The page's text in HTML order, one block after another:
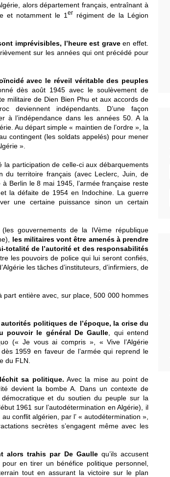
alors département français, entraînant à
et notamment le 1 er
régiment de la Légion
imprévisibles, l’heure est graveen effet.
sur les années qui ont précédé pour
avec le réveil véritable des peuples
dès août 1945 avec le soulèvement de
militaire de Dien Bien Phu et aux accords de
indépendants. D’une façon
à l’indépendance dans les années 50. A la
Au départ simple « maintien de l’ordre », la
contingent (les soldats appelés) pour mener
».
la participation de celle-ci aux débarquements
du territoire français (avec Leclerc, Juin, de
Berlin le 8 mai 1945, l’armée française reste
la défaite de 1954 en Indochine. La guerre
une certaine puissance sinon un certain
(les gouvernements de la IVème république
les militaires vont être amenés à prendre
totalité de l’autorité et des responsabilités
les pouvoirs de police qui lui seront confiés,
les tâches d’instituteurs, d’infirmiers, de
entière avec, sur place, 500 000 hommes
politiques de l’époque, la crise du
pouvoir le général De Gaulle , qui entend
(« Je vous ai compris », « Vive l’Algérie
1959 en faveur de l’armée qui reprend le
du FLN.
sa politique. Avec la mise au point de
devient la bombe A. Dans un contexte de
et du soutien du peuple sur la
1961 sur l’autodétermination en Algérie), il
conflit algérien, par l’ « autodétermination »,
secrètes s’engagent même avec les
alors trahis par De Gaullequ’ils accusent
en tirer un bénéfice politique personnel,
tout en assurant la victoire sur le plan